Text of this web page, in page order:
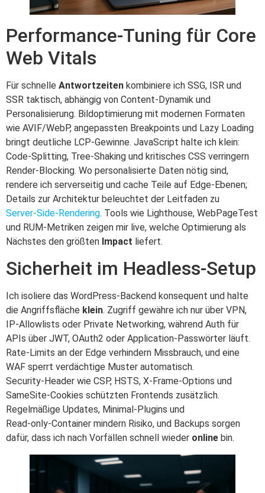
Performance‑Tuning für Core
Web Vitals
Für schnelle Antwortzeiten kombiniere ich SSG, ISR und
SSR taktisch, abhängig von Content‑Dynamik und
Personalisierung. Bildoptimierung mit modernen Formaten
wie AVIF/WebP, angepassten Breakpoints und Lazy Loading
bringt deutliche LCP‑Gewinne. JavaScript halte ich klein:
Code‑Splitting, Tree‑Shaking und kritisches CSS verringern
Render‑Blocking. Wo personalisierte Daten nötig sind,
rendere ich serverseitig und cache Teile auf Edge‑Ebenen;
Details zur Architektur beleuchtet der Leitfaden zu
Server‑Side‑Rendering. Tools wie Lighthouse, WebPageTest
und RUM‑Metriken zeigen mir live, welche Optimierung als
Nächstes den größten Impact liefert.
Sicherheit im Headless‑Setup
Ich isoliere das WordPress‑Backend konsequent und halte
die Angriffsfläche klein. Zugriff gewähre ich nur über VPN,
IP‑Allowlists oder Private Networking, während Auth für
APIs über JWT, OAuth2 oder Application‑Passwörter läuft.
Rate‑Limits an der Edge verhindern Missbrauch, und eine
WAF sperrt verdächtige Muster automatisch.
Security‑Header wie CSP, HSTS, X‑Frame‑Options und
SameSite‑Cookies schützten Frontends zusätzlich.
Regelmäßige Updates, Minimal‑Plugins und
Read‑only‑Container mindern Risiko, und Backups sorgen
dafür, dass ich nach Vorfällen schnell wieder online bin.